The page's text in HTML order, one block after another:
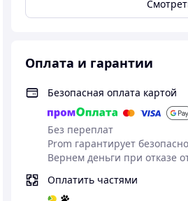
Оплата и гарантии
Безопасная оплата картой
Без переплат
Prom гарантирует
Вернем деньги при отказе
Оплатить частями
Галина Д.
Куплено на Prom.ua
Нормальний